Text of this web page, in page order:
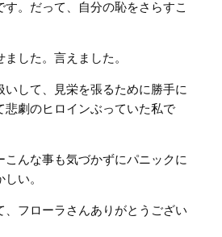
。だって、自分の恥をさらすこ
した。言えました。
いして、見栄を張るために勝手に
悲劇のヒロインぶっていた私で
こんな事も気づかずにパニックに
い。
、フローラさんありがとうござい